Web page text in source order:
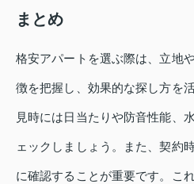
まとめ
格安アパートを選ぶ際は、立地
徴を把握し、効果的な探し方を
見時には日当たりや防音性能、
ェックしましょう。また、契約
に確認することが重要です。こ